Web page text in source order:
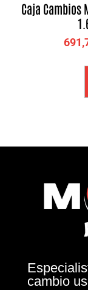
Caja Cambios
cambio